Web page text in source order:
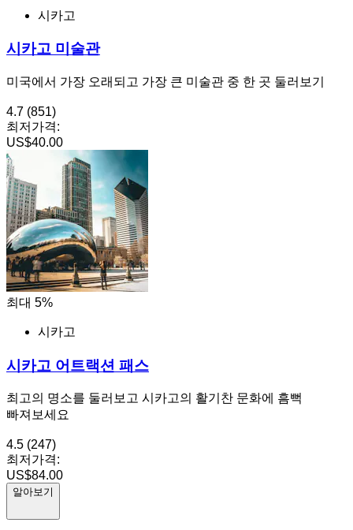
시카고
시카고 미술관
미국에서 가장 오래되고 가장 큰 미술관 중 한 곳 둘러보기
4.7 (851)
최저가격:
US$40.00
최대 5%
시카고
시카고 어트랙션 패스
최고의 명소를 둘러보고 시카고의 활기찬 문화에 흠뻑
빠져보세요
4.5 (247)
최저가격:
US$84.00
알아보기